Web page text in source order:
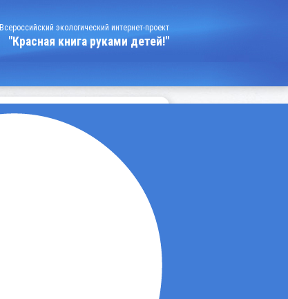
Всероссийский экологический интернет-проект
"Красная книга руками детей!"